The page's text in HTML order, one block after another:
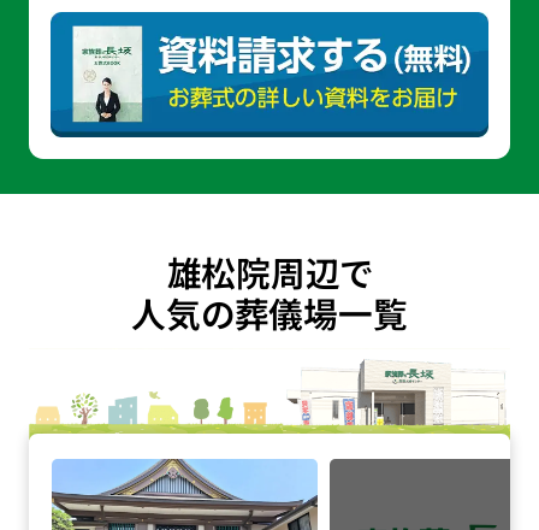
雄松院周辺で
人気の葬儀場一覧
円隆院の詳細へ